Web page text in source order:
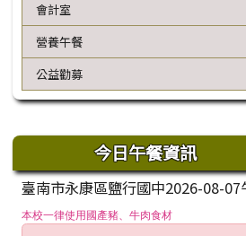
會計室
營養午餐
公益勸募
下中區域內容
今日午餐資訊
臺南市永康區鹽行國中2026-08-07
本校一律使用國產豬、牛肉食材